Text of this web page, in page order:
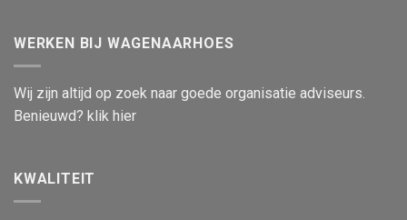
WERKEN BIJ WAGENAARHOES
Wij zijn altijd op zoek naar goede organisatie adviseurs.
Benieuwd? klik hier
KWALITEIT